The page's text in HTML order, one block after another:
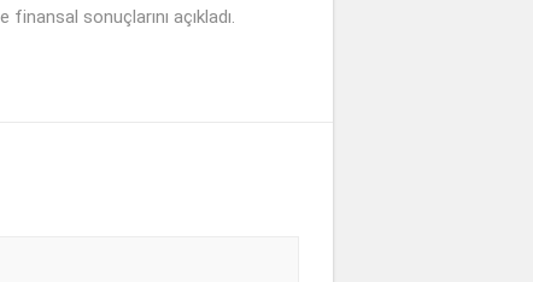
finansal sonuçlarını açıkladı.